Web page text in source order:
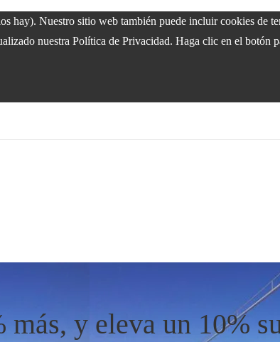
hay). Nuestro sitio web también puede incluir cookies de
nuestra Política de Privacidad. Haga clic en el botón
y eleva un 10%